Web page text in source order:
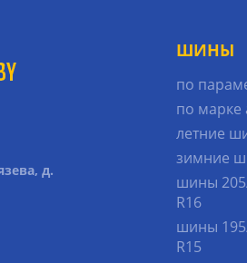
д.
ШИНЫ
по
по марке
летние
зимние
шины
R16
шины
R15